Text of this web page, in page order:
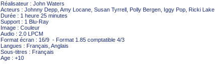
Réalisateur : John Waters
Acteurs : Johnny Depp, Amy Locane, Susan Tyrrell, Polly Bergen, Iggy Pop, Ricki Lake
Durée : 1 heure 25 minutes
Support : 1 Blu-Ray
Image : Couleur
Audio : 2.0 LPCM
Format écran : 16/9 - Format 1.85 comptatible 4/3
Langues : Français, Anglais
Sous-titres : Français
Age : +10